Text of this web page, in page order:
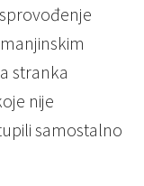
stranka
nije
samostalno